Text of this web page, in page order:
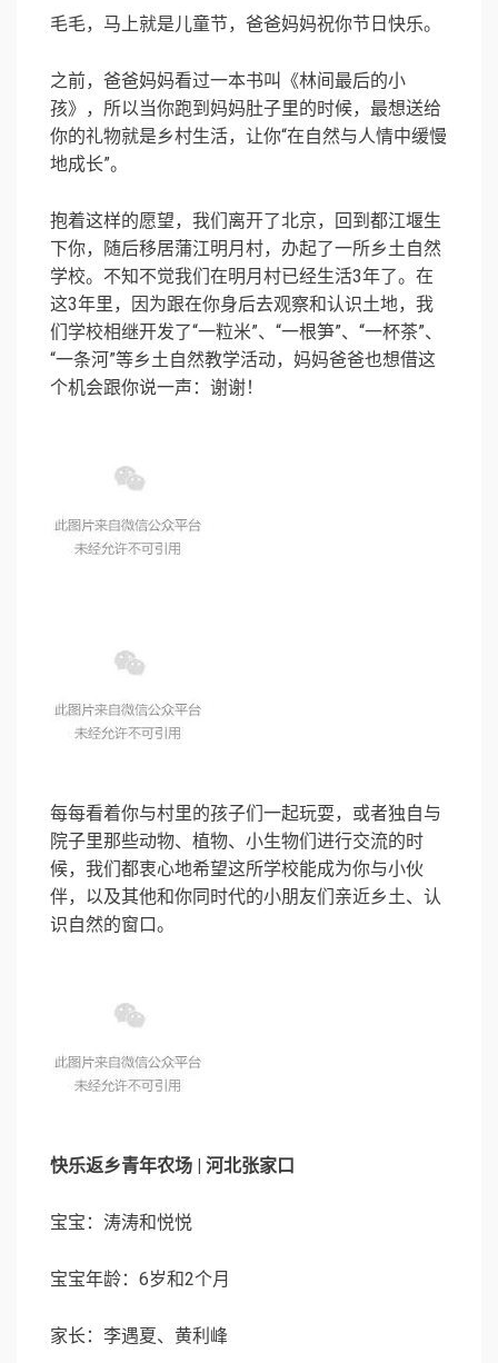
毛毛，马上就是儿童节，爸爸妈妈祝你节日快乐。
之前，爸爸妈妈看过一本书叫《林间最后的小
孩》，所以当你跑到妈妈肚子里的时候，最想送给
你的礼物就是乡村生活，让你“在自然与人情中缓慢
地成长”。
抱着这样的愿望，我们离开了北京，回到都江堰生
下你，随后移居蒲江明月村，办起了一所乡土自然
学校。不知不觉我们在明月村已经生活3年了。在
这3年里，因为跟在你身后去观察和认识土地，我
们学校相继开发了“一粒米”、“一根笋”、“一杯茶”、
“一条河”等乡土自然教学活动，妈妈爸爸也想借这
个机会跟你说一声：谢谢！
每每看着你与村里的孩子们一起玩耍，或者独自与
院子里那些动物、植物、小生物们进行交流的时
候，我们都衷心地希望这所学校能成为你与小伙
伴，以及其他和你同时代的小朋友们亲近乡土、认
识自然的窗口。
快乐返乡青年农场 | 河北张家口
宝宝：涛涛和悦悦
宝宝年龄：6岁和2个月
家长：李遇夏、黄利峰